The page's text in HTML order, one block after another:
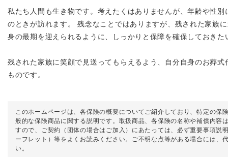
私たち人間も生き物です。考えたくはありませんが、年齢や性
のときが訪れます。 残念なことではありますが、残された家族
身の最期を迎えられるように、しっかりと保障を確保しておきた
残された家族に笑顔で見送ってもらえるよう、自分自身のお葬
ものです。
このホームページは、各保険の概要についてご紹介しており、特定の保
般的な保険商品に関する説明です。取扱商品、各保険の名称や補償内容
すので、ご契約（団体の場合はご加入）にあたっては、必ず重要事項説
ーフレット）等をよくお読みください。ご不明な点等がある場合には、
い。